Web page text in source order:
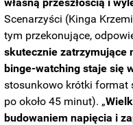
Scenarzyści (Kinga
tym przekonujące,
skutecznie zatrzymujące
binge-watching staje się
stosunkowo krótki format
po około 45 minut). „
budowaniem napięcia i